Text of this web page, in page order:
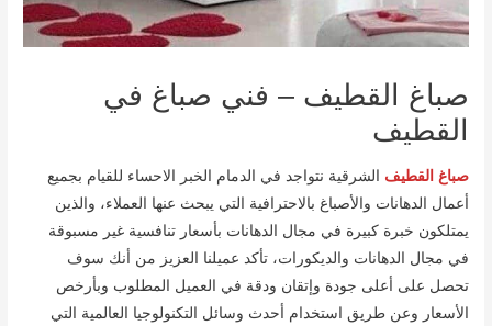
صباغ القطيف – فني صباغ في
القطيف
صباغ القطيف
الشرقية نتواجد في الدمام الخبر الاحساء للقيام بجميع
أعمال الدهانات والأصباغ بالاحترافية التي يبحث عنها العملاء، والذين
يمتلكون خبرة كبيرة في مجال الدهانات بأسعار تنافسية غير مسبوقة
في مجال الدهانات والديكورات، تأكد عميلنا العزيز من أنك سوف
تحصل على أعلى جودة وإتقان ودقة في العميل المطلوب وبأرخص
الأسعار وعن طريق استخدام أحدث وسائل التكنولوجيا العالمية التي